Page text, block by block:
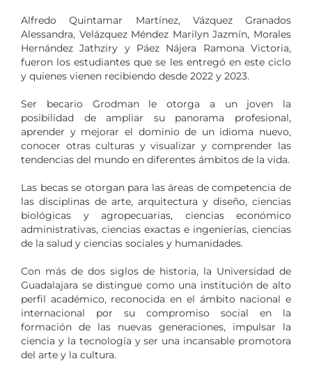
Alfredo Quintamar Martínez, Vázquez Granados
Alessandra, Velázquez Méndez Marilyn Jazmín, Morales
Hernández Jathziry y Páez Nájera Ramona Victoria,
fueron los estudiantes que se les entregó en este ciclo
y quienes vienen recibiendo desde 2022 y 2023.
Ser becario Grodman le otorga a un joven la
posibilidad de ampliar su panorama profesional,
aprender y mejorar el dominio de un idioma nuevo,
conocer otras culturas y visualizar y comprender las
tendencias del mundo en diferentes ámbitos de la vida.
Las becas se otorgan para las áreas de competencia de
las disciplinas de arte, arquitectura y diseño, ciencias
biológicas y agropecuarias, ciencias económico
administrativas, ciencias exactas e ingenierías, ciencias
de la salud y ciencias sociales y humanidades.
Con más de dos siglos de historia, la Universidad de
Guadalajara se distingue como una institución de alto
perfil académico, reconocida en el ámbito nacional e
internacional por su compromiso social en la
formación de las nuevas generaciones, impulsar la
ciencia y la tecnología y ser una incansable promotora
del arte y la cultura.